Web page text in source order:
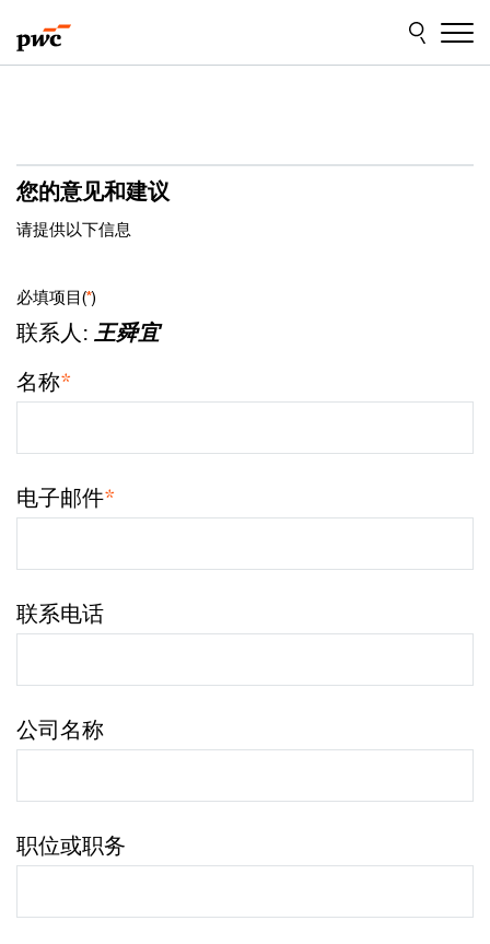
to
content
to
footer
您的意见和建议
请提供以下信息
必填项目(*)
联系人: 王舜宜
名称*
电子邮件*
联系电话
公司名称
职位或职务